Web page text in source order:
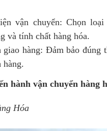
vận chuyển: Chọn
và tính chất hàng hóa.
giao hàng: Đảm bảo đúng
hàng.
hành vận chuyển hàng
Hóa